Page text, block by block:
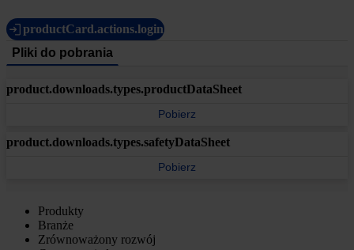
productCard.actions.login
Pliki do pobrania
product.downloads.types.productDataSheet
Pobierz
product.downloads.types.safetyDataSheet
Pobierz
Produkty
Branże
Zrównoważony rozwój